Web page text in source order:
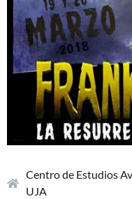
Centro de Estudios
UJA